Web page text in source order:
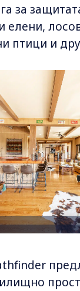
за
елени,
птици и